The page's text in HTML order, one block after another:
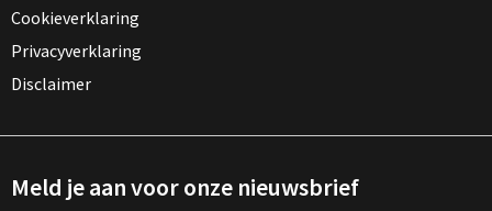
Cookieverklaring
Privacyverklaring
Disclaimer
Meld je aan voor onze nieuwsbrief